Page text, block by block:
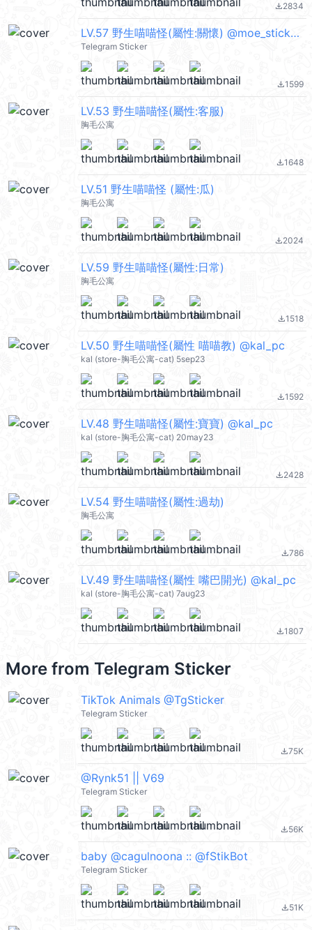
file_download2834
LV.57 野生喵喵怪(屬性:關懷) @moe_sticker_bot
Telegram Sticker
file_download1599
LV.53 野生喵喵怪(屬性:客服)
胸毛公寓
file_download1648
LV.51 野生喵喵怪 (屬性:瓜)
胸毛公寓
file_download2024
LV.59 野生喵喵怪(屬性:日常)
胸毛公寓
file_download1518
LV.50 野生喵喵怪(屬性 喵喵教) @kal_pc
kal (store-胸毛公寓-cat) 5sep23
file_download1592
LV.48 野生喵喵怪(屬性:寶寶) @kal_pc
kal (store-胸毛公寓-cat) 20may23
file_download2428
LV.54 野生喵喵怪(屬性:過劫)
胸毛公寓
file_download786
LV.49 野生喵喵怪(屬性 嘴巴開光) @kal_pc
kal (store-胸毛公寓-cat) 7aug23
file_download1807
More from Telegram Sticker
TikTok Animals @TgSticker
Telegram Sticker
file_download75K
@Rynk51 || V69
Telegram Sticker
file_download56K
baby @cagulnoona :: @fStikBot
Telegram Sticker
file_download51K